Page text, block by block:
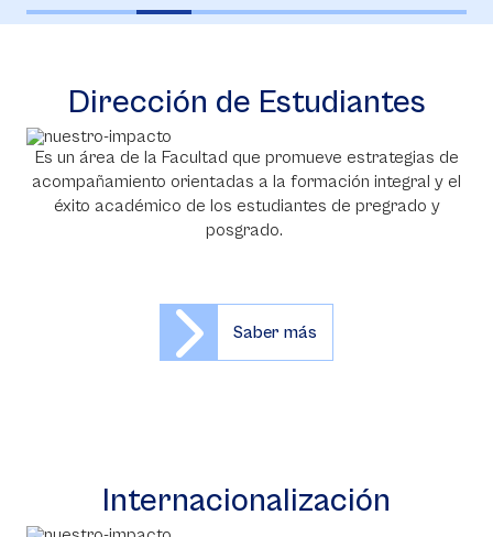
Dirección de Estudiantes
Es un área de la Facultad que promueve estrategias de
acompañamiento orientadas a la formación integral y el
éxito académico de los estudiantes de pregrado y
posgrado.
Saber más
Internacionalización